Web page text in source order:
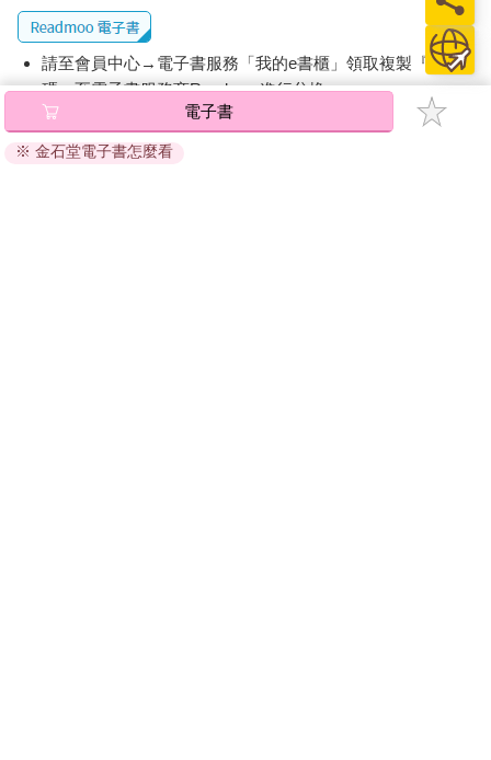
請至會員中心→電子書服務「我的e書櫃」領取複製『兌換
碼』至電子書服務商Readmoo進行兌換。
退換貨須知：
因版權保護，您在金石堂所購買的電子書僅能以金石堂專屬
電子書
※ 金石堂電子書怎麼看